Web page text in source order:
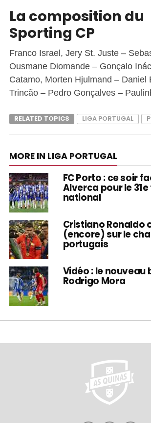
La composition du
Sporting CP
Franco Israel, Jery St. Juste –
Ousmane Diomande – Gonçalo
Catamo, Morten Hjulmand – Daniel
Trincão – Pedro Gonçalves –
RELATED TOPICS LIGA PORTUGAL
MORE IN LIGA PORTUGAL
FC Porto : ce soir
Alverca pour le
national
Cristiano Ronaldo
(encore) sur le
portugais
Vidéo : le nouveau
Rodrigo Mora